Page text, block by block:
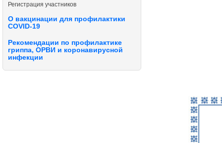
Регистрация участников
О вакцинации для профилактики
COVID-19
Рекомендации по профилактике
гриппа, ОРВИ и коронавирусной
инфекции